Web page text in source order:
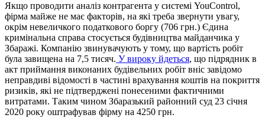
Якщо проводити аналіз контрагента у системі YouControl,
фірма майже не має факторів, на які треба звернути увагу,
окрім невеличкого податкового боргу (706 грн.) Єдина
кримінальна справа стосується будівництва майданчика у
Збаражі. Компанію звинувачують у тому, що вартість робіт
була завищена на 7,5 тисяч. У вироку йдеться, що підрядник в
акт приймання виконаних будівельних робіт вніс завідомо
неправдиві відомості в частині врахування коштів на покриття
ризиків, які не підтверджені понесеними фактичними
витратами. Таким чином Збаразький районний суд 23 січня
2020 року оштрафував фірму на 4250 грн.